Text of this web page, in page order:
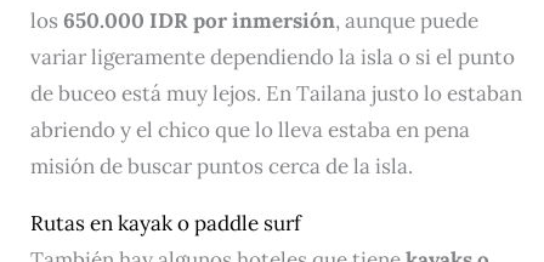
los 650.000 IDR por inmersión, aunque puede
variar ligeramente dependiendo la isla o si el punto
de buceo está muy lejos. En Tailana justo lo estaban
abriendo y el chico que lo lleva estaba en pena
misión de buscar puntos cerca de la isla.
Rutas en kayak o paddle surf